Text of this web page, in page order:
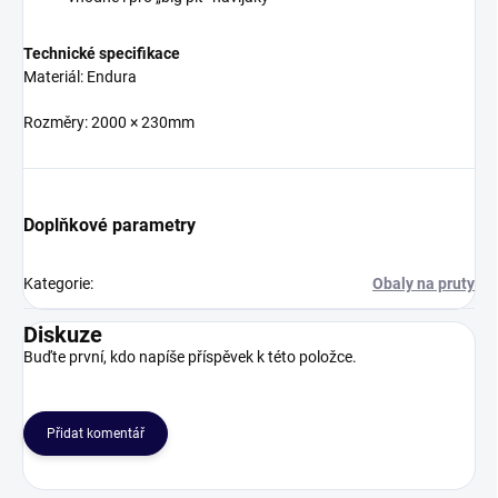
Technické specifikace
Materiál: Endura
Rozměry: 2000 × 230mm
Doplňkové parametry
Kategorie: Obaly na pruty
Diskuze
Buďte první, kdo napíše příspěvek k této položce.
Přidat komentář